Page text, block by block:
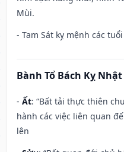
Mùi.
- Tam Sát kỵ mệnh các
Bành Tổ Bách Kỵ Nhật
- Ất: “Bất tải thực thiên
hành các việc liên quan
lên